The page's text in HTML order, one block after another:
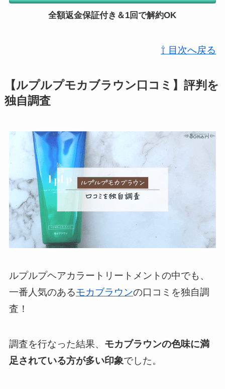
全額返金保証付き＆1回で解約OK
⇧ 目次へ戻る
【ルプルプモカブラウン口コミ】評判を
独自調査
ルプルプヘアカラートリートメントの中でも、
一番人気のあるモカブラウンの口コミを独自調
査！
調査を行なった結果、 モカブラウンの色味に満
足されている方が多い印象でした。